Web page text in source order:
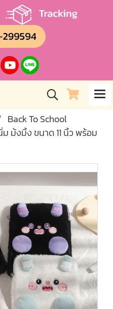
Back To School
ม้งมิ้ง ขนาด 11 นิ้ว พร้อม